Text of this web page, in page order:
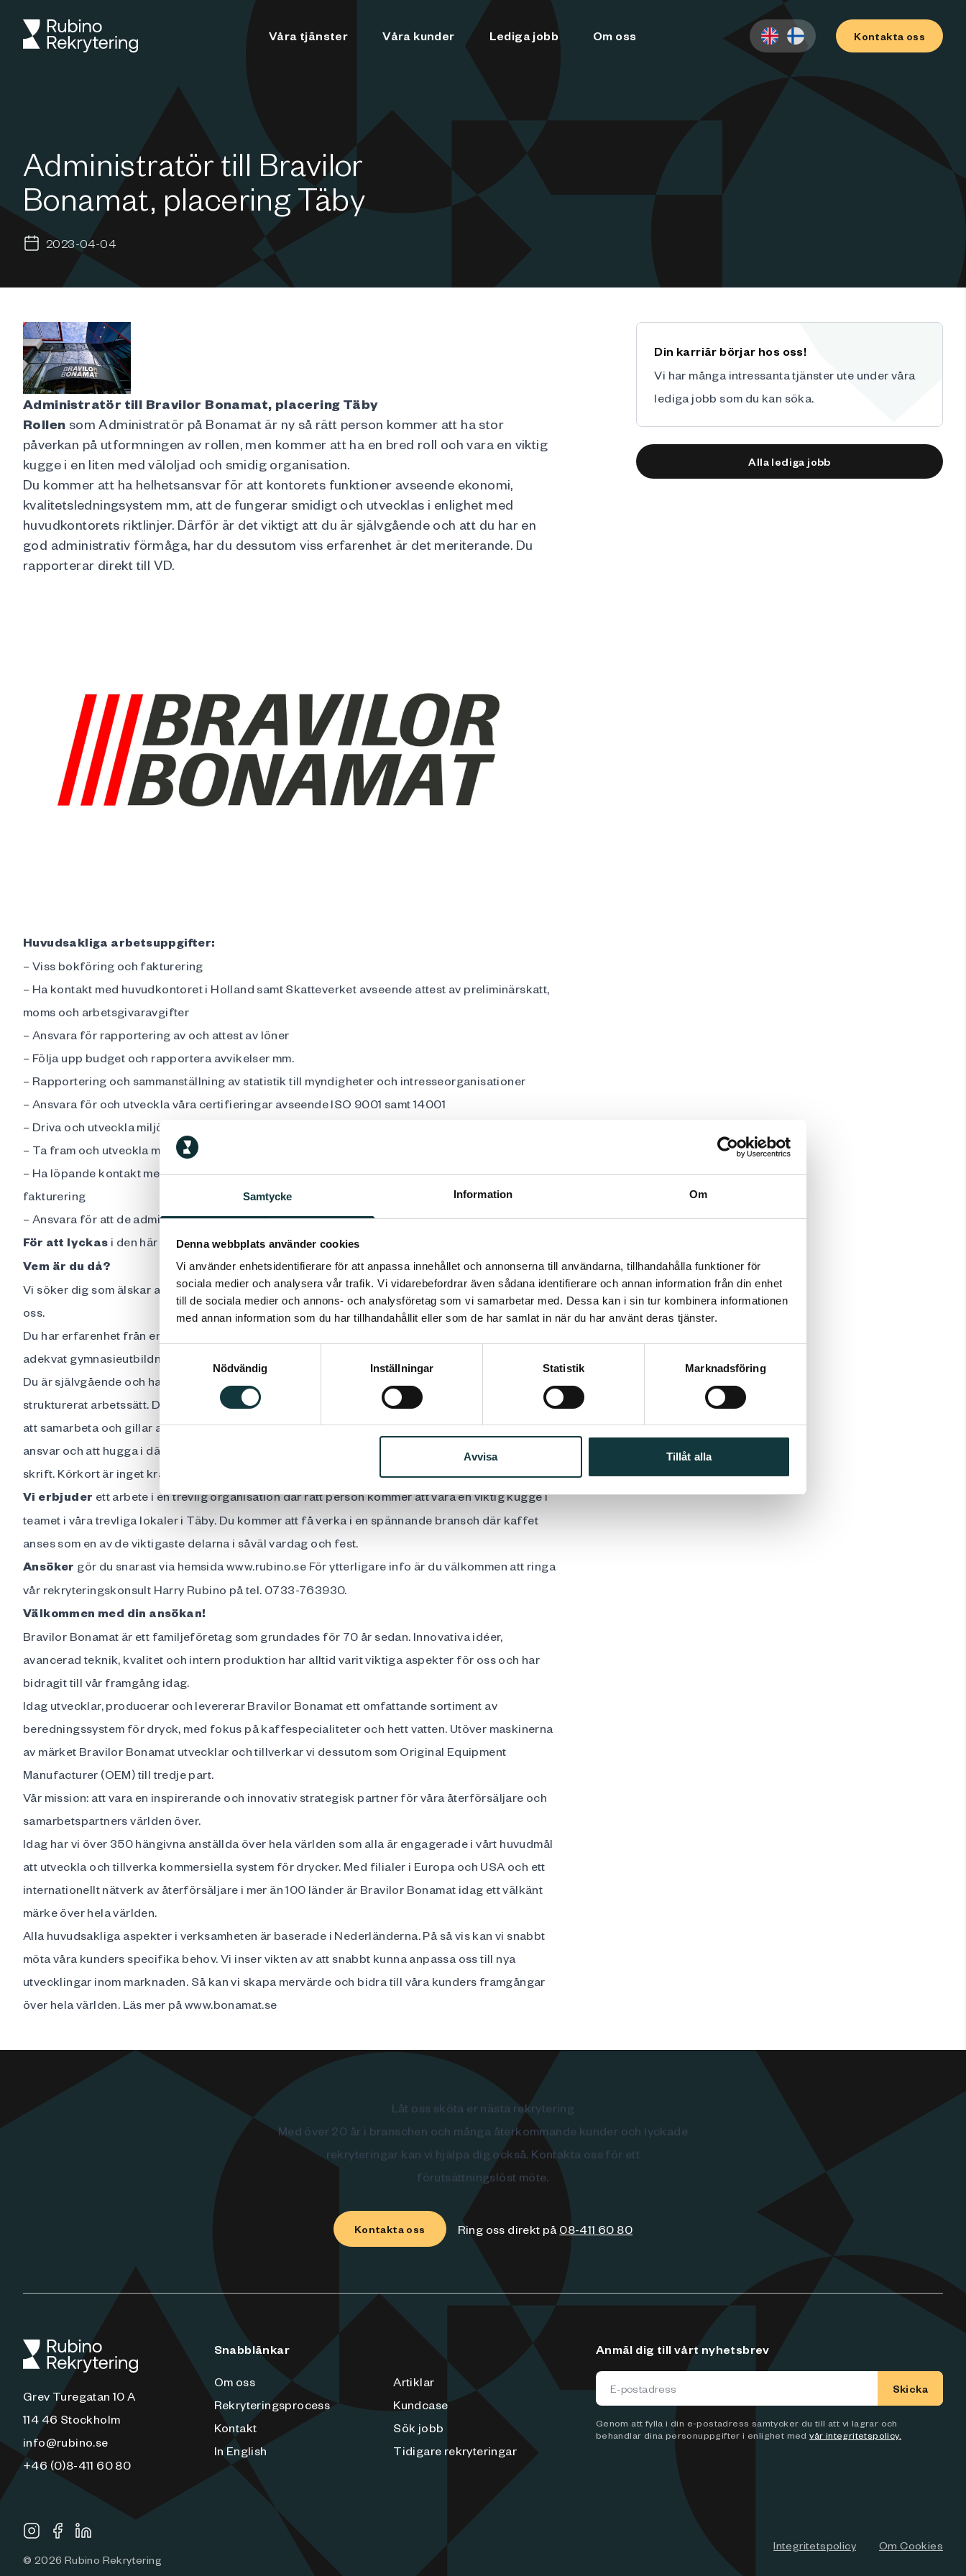
Samtycke Information Om
Denna webbplats använder cookies
Vi använder enhetsidentifierare för att anpassa innehållet och annonserna till användarna, tillhandahålla funktioner för
sociala medier och analysera vår trafik. Vi vidarebefordrar även sådana identifierare och annan information från din enhet
till de sociala medier och annons- och analysföretag som vi samarbetar med. Dessa kan i sin tur kombinera informationen
med annan information som du har tillhandahållit eller som de har samlat in när du har använt deras tjänster.
Nödvändig
Inställningar Statistik Marknadsföring
Avvisa Tillåt alla
Våra tjänster Våra kunder Lediga jobb Om oss Kontakta oss
Administratör till Bravilor
Bonamat, placering Täby
2023-04-04
Administratör till Bravilor Bonamat, placering Täby
Rollen som Administratör på Bonamat är ny så rätt person kommer att ha stor
påverkan på utformningen av rollen, men kommer att ha en bred roll och vara en viktig
kugge i en liten med väloljad och smidig organisation.
Du kommer att ha helhetsansvar för att kontorets funktioner avseende ekonomi,
kvalitetsledningsystem mm, att de fungerar smidigt och utvecklas i enlighet med
huvudkontorets riktlinjer. Därför är det viktigt att du är självgående och att du har en
god administrativ förmåga, har du dessutom viss erfarenhet är det meriterande. Du
rapporterar direkt till VD.
Huvudsakliga arbetsuppgifter:
– Viss bokföring och fakturering
– Ha kontakt med huvudkontoret i Holland samt Skatteverket avseende attest av preliminärskatt,
moms och arbetsgivaravgifter
– Ansvara för rapportering av och attest av löner
– Följa upp budget och rapportera avvikelser mm.
– Rapportering och sammanställning av statistik till myndigheter och intresseorganisationer
– Ansvara för och utveckla våra certifieringar avseende ISO 9001 samt 14001
– Driva och utveckla miljöarbetet på företaget enligt uppsatta mål
– Ta fram och utveckla mallstruktur som används internt
– Ha löpande kontakt med vårt huvudkontor i Holland, avseende fakturering och frågor kring
fakturering
– Ansvara för att de administrativa flödena på kontoret utvecklas och effektiviseras
För att lyckas i den här rollen måste du gilla att ha ett långtgående eget ansvar i rollen.
Vem är du då?
Vi söker dig som älskar att ha en stödjande roll och vilja ta ansvar i din roll som Administratör hos
oss.
Du har erfarenhet från en liknande administrativ roll sedan tidigare med goda vitsord. Du har en
adekvat gymnasieutbildning och har goda kunskaper i MS Office, Word, PP samt Excel.
Du är självgående och har ordning och reda i ditt DNA. Du kan prioritera och du har ett
strukturerat arbetssätt. Då vi är en liten och informell organisation är det viktigt att du har lätt för
att samarbeta och gillar att hålla en hög servicenivå såväl internt som externt. Du är van att ta
ansvar och att hugga i där du ser att det behövs. Du är flytande i svenska och engelska i tal och
skrift. Körkort är inget krav men meriterande.
Vi erbjuder ett arbete i en trevlig organisation där rätt person kommer att vara en viktig kugge i
teamet i våra trevliga lokaler i Täby. Du kommer att få verka i en spännande bransch där kaffet
anses som en av de viktigaste delarna i såväl vardag och fest.
Ansöker gör du snarast via hemsidawww.rubino.se För ytterligare info är du välkommen att ringa
vår rekryteringskonsult Harry Rubino på tel. 0733-763930.
Välkommen med din ansökan!
Bravilor Bonamat är ett familjeföretag som grundades för 70 år sedan. Innovativa idéer,
avancerad teknik, kvalitet och intern produktion har alltid varit viktiga aspekter för oss och har
bidragit till vår framgång idag.
Idag utvecklar, producerar och levererar Bravilor Bonamat ett omfattande sortiment av
beredningssystem för dryck, med fokus på kaffespecialiteter och hett vatten. Utöver maskinerna
av märket Bravilor Bonamat utvecklar och tillverkar vi dessutom som Original Equipment
Manufacturer (OEM) till tredje part.
Vår mission: att vara en inspirerande och innovativ strategisk partner för våra återförsäljare och
samarbetspartners världen över.
Idag har vi över 350 hängivna anställda över hela världen som alla är engagerade i vårt huvudmål
att utveckla och tillverka kommersiella system för drycker. Med filialer i Europa och USA och ett
internationellt nätverk av återförsäljare i mer än 100 länder är Bravilor Bonamat idag ett välkänt
märke över hela världen.
Alla huvudsakliga aspekter i verksamheten är baserade i Nederländerna. På så vis kan vi snabbt
möta våra kunders specifika behov. Vi inser vikten av att snabbt kunna anpassa oss till nya
utvecklingar inom marknaden. Så kan vi skapa mervärde och bidra till våra kunders framgångar
över hela världen. Läs mer på www.bonamat.se
Din karriär börjar hos oss!
Vi har många intressanta tjänster ute under våra
lediga jobb som du kan söka.
Alla lediga jobb
Låt oss sköta er nästa rekrytering
Med över 20 år i branschen och många återkommande kunder och lyckade
rekryteringar kan vi hjälpa dig också. Kontakta oss för ett
förutsättningslöst möte.
Kontakta oss Ring oss direkt på 08-411 60 80
Grev Turegatan 10 A
114 46 Stockholm
info@rubino.se
+46 (0)8-411 60 80
Snabblänkar
Om oss
Artiklar
Rekryteringsprocess
Kundcase
Kontakt
Sök jobb
In English
Tidigare rekryteringar
Anmäl dig till vårt nyhetsbrev
Skicka
Genom att fylla i din e-postadress samtycker du till att vi lagrar och
behandlar dina personuppgifter i enlighet medvår integritetspolicy.
© 2026 Rubino Rekrytering
Integritetspolicy Om Cookies